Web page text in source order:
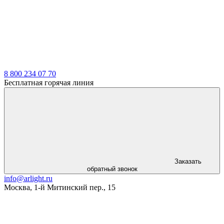
8 800 234 07 70
Бесплатная горячая линия
Заказать
обратный звонок
info@arlight.ru
Москва, 1-й Митинский пер., 15